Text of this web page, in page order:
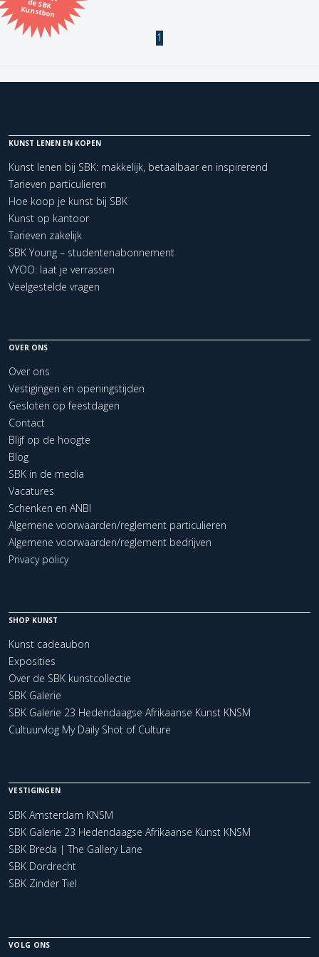
Kunstbon
Kunstenaar
Kerncollectie
1 items. Pagina: 1
1
KUNST LENEN EN KOPEN
Kunst lenen bij SBK: makkelijk, betaalbaar en inspirerend
Tarieven particulieren
Hoe koop je kunst bij SBK
Kunst op kantoor
Tarieven zakelijk
SBK Young – studentenabonnement
VYOO: laat je verrassen
Veelgestelde vragen
OVER ONS
Over ons
Vestigingen en openingstijden
Gesloten op feestdagen
Contact
Blijf op de hoogte
Blog
SBK in de media
Vacatures
Schenken en ANBI
Algemene voorwaarden/reglement particulieren
Algemene voorwaarden/reglement bedrijven
Privacy policy
SHOP KUNST
Kunst cadeaubon
Exposities
Over de SBK kunstcollectie
SBK Galerie
SBK Galerie 23 Hedendaagse Afrikaanse Kunst KNSM
Cultuurvlog My Daily Shot of Culture
VESTIGINGEN
SBK Amsterdam KNSM
SBK Galerie 23 Hedendaagse Afrikaanse Kunst KNSM
SBK Breda | The Gallery Lane
SBK Dordrecht
SBK Zinder Tiel
VOLG ONS